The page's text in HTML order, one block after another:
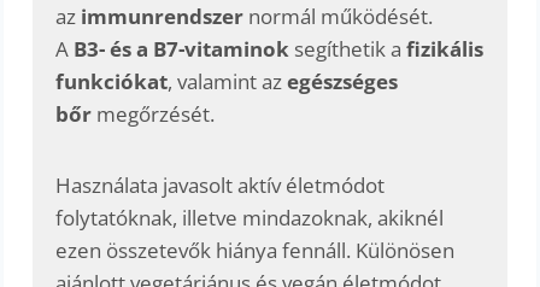
az immunrendszer normál működését.
A B3- és a B7-vitaminok segíthetik afizikális
funkciókat, valamint azegészséges
bőr megőrzését.
Használata javasolt aktív életmódot
folytatóknak, illetve mindazoknak, akiknél
ezen összetevők hiánya fennáll. Különösen